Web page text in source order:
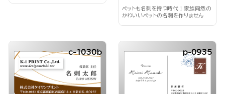
ペットも名刺を持つ時代！家族同然の
かわいいペットの名刺を作りません
c-1030b p-0935